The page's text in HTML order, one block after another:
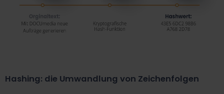
Hashing: die Umwandlung von Zeichenfolgen